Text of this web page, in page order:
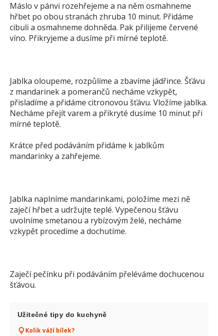
Máslo v pánvi rozehřejeme a na něm osmahneme
hřbet po obou stranách zhruba 10 minut. Přidáme
cibuli a osmahneme dohněda. Pak přilijeme červené
víno. Přikryjeme a dusíme při mírné teplotě.
Jablka oloupeme, rozpůlíme a zbavíme jádřince. Šťávu
z mandarinek a pomerančů necháme vzkypět,
přisladíme a přidáme citronovou šťávu. Vložíme jablka.
Necháme přejít varem a přikryté dusíme 10 minut při
mírné teplotě.
Krátce před podáváním přidáme k jablkům
mandarinky a zahřejeme.
Jablka naplníme mandarinkami, položíme mezi ně
zaječí hřbet a udržujte teplé. Vypečenou šťávu
uvolníme smetanou a rybízovým želé, necháme
vzkypět procedíme a dochutíme.
Zaječí pečínku při podáváním přeléváme dochucenou
šťávou.
Užitečné tipy do kuchyně
Kolik váží bílek?